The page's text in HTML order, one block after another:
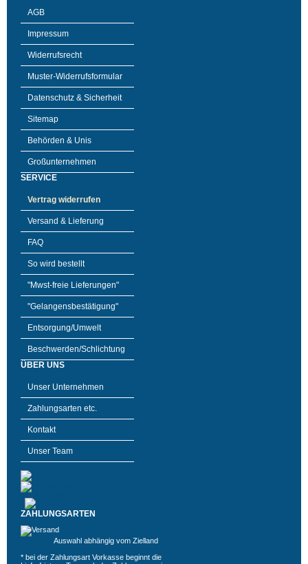
AGB
Impressum
Widerrufsrecht
Muster-Widerrufsformular
Datenschutz & Sicherheit
Sitemap
Behörden & Unis
Großunternehmen
SERVICE
Vertrag widerrufen
Versand & Lieferung
FAQ
So wird bestellt
"Mwst-freie Lieferungen"
"Gelangensbestätigung"
Entsorgung/Umwelt
Beschwerden/Schlichtung
ÜBER UNS
Unser Unternehmen
Zahlungsarten etc.
Kontakt
Unser Team
ZAHLUNGSARTEN
Auswahl abhängig vom Zielland
* bei der Zahlungsart Vorkasse beginnt die